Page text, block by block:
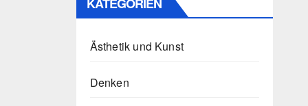
Ästhetik und Kunst
Denken